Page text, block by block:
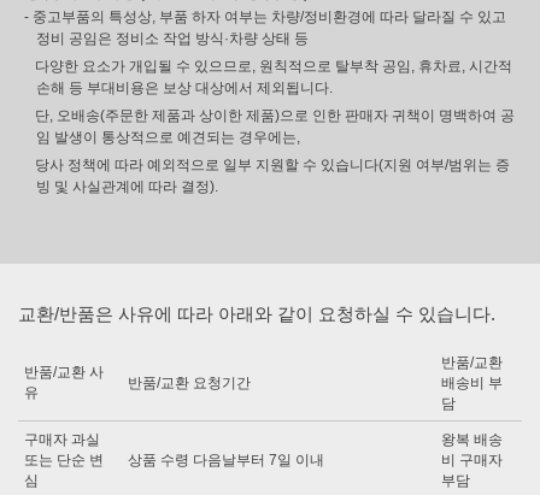
- 중고부품의 특성상, 부품 하자 여부는 차량/정비환경에 따라 달라질 수 있고
정비 공임은 정비소 작업 방식·차량 상태 등
다양한 요소가 개입될 수 있으므로, 원칙적으로 탈부착 공임, 휴차료, 시간적
손해 등 부대비용은 보상 대상에서 제외됩니다.
단, 오배송(주문한 제품과 상이한 제품)으로 인한 판매자 귀책이 명백하여 공
임 발생이 통상적으로 예견되는 경우에는,
당사 정책에 따라 예외적으로 일부 지원할 수 있습니다(지원 여부/범위는 증
빙 및 사실관계에 따라 결정).
교환/반품은 사유에 따라 아래와 같이 요청하실 수 있습니다.
반품/교환 사
유
반품/교환 요청기간
반품/교환
배송비 부
담
구매자 과실
또는 단순 변
심
상품 수령 다음날부터 7일 이내
왕복 배송
비 구매자
부담